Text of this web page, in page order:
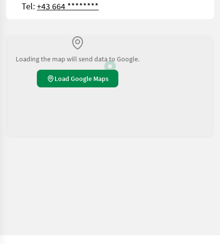
Tel:+43 664 ********
Loading the map will send data to Google.
Load Google Maps